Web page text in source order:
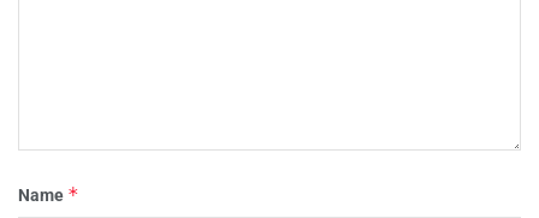
Name *